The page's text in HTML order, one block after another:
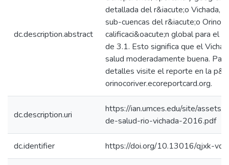
dc.description.abstract
detallada del r&iacute;o Vichada,
sub-cuencas del r&iacute;o
calificaci&oacute;n global para el
de 3.1. Esto significa que el
salud moderadamente buena.
detalles visite el reporte en la
orinocoriver.ecoreportcard.org.
dc.description.uri
https://ian.umces.edu/site/
de-salud-rio-vichada-2016.pdf
dc.identifier https://doi.org/10.13016/qjxk-